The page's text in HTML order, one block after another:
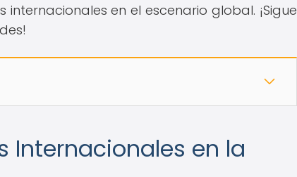
en el escenario global. ¡Sigue
Internacionales en la